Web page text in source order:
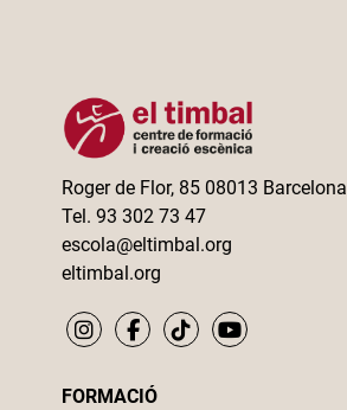
Roger de Flor, 85 08013 Barcelona
Tel. 93 302 73 47
escola@eltimbal.org
eltimbal.org
FORMACIÓ